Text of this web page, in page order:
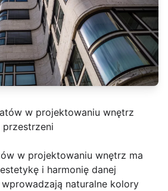
w projektowaniu wnętrz
przestrzeni
w projektowaniu wnętrz ma
i harmonię danej
naturalne kolory